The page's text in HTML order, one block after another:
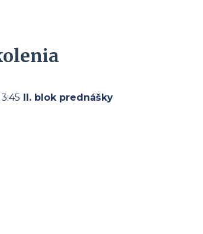
II. blok prednášky